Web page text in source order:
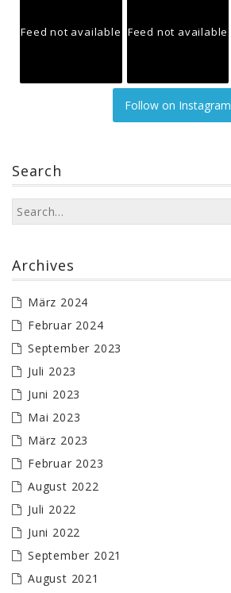
Feed not available Feed not available
Follow on Instagram
Search
Archives
März 2024
Februar 2024
September 2023
Juli 2023
Juni 2023
Mai 2023
März 2023
Februar 2023
August 2022
Juli 2022
Juni 2022
September 2021
August 2021